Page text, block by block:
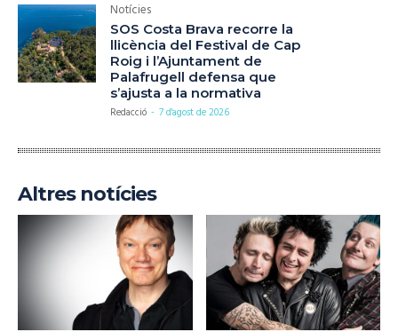
Notícies
SOS Costa Brava recorre la
llicència del Festival de Cap
Roig i l’Ajuntament de
Palafrugell defensa que
s’ajusta a la normativa
Redacció - 7 d'agost de 2026
Altres notícies